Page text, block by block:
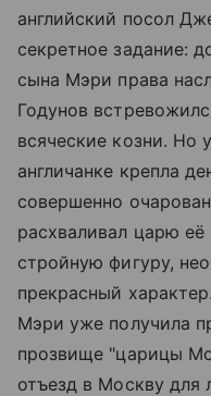
английский посол
секретное задание:
сына Мэри права
Годунов
всяческие козни. Но
англичанке крепла
совершенно
расхваливал царю её
стройную фигуру,
прекрасный
Мэри уже получила
прозвище "царицы
отъезд в Москву для